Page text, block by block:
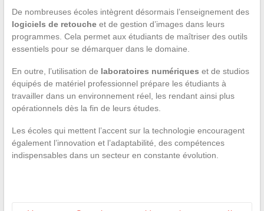
De nombreuses écoles intègrent désormais l’enseignement des
logiciels de retoucheet de gestion d’images dans leurs
programmes. Cela permet aux étudiants de maîtriser des outils
essentiels pour se démarquer dans le domaine.
En outre, l’utilisation de laboratoires numériques et de studios
équipés de matériel professionnel prépare les étudiants à
travailler dans un environnement réel, les rendant ainsi plus
opérationnels dès la fin de leurs études.
Les écoles qui mettent l’accent sur la technologie encouragent
également l’innovation et l’adaptabilité, des compétences
indispensables dans un secteur en constante évolution.